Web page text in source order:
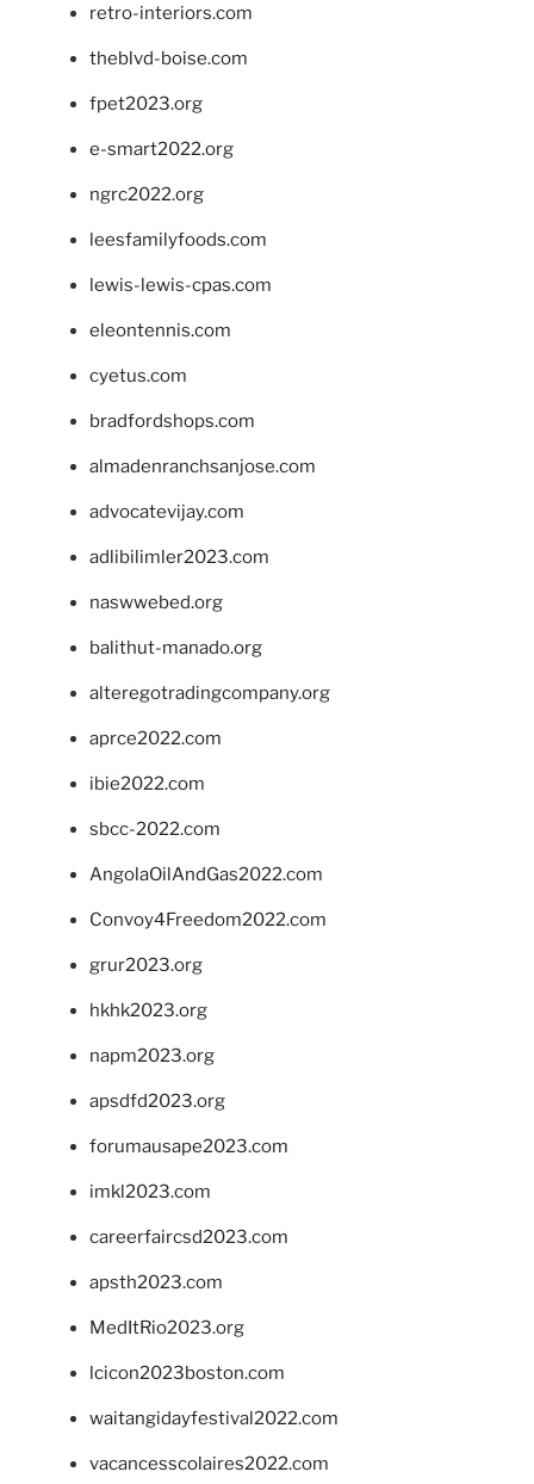
retro-interiors.com
theblvd-boise.com
fpet2023.org
e-smart2022.org
ngrc2022.org
leesfamilyfoods.com
lewis-lewis-cpas.com
eleontennis.com
cyetus.com
bradfordshops.com
almadenranchsanjose.com
advocatevijay.com
adlibilimler2023.com
naswwebed.org
balithut-manado.org
alteregotradingcompany.org
aprce2022.com
ibie2022.com
sbcc-2022.com
AngolaOilAndGas2022.com
Convoy4Freedom2022.com
grur2023.org
hkhk2023.org
napm2023.org
apsdfd2023.org
forumausape2023.com
imkl2023.com
careerfaircsd2023.com
apsth2023.com
MedItRio2023.org
lcicon2023boston.com
waitangidayfestival2022.com
vacancesscolaires2022.com